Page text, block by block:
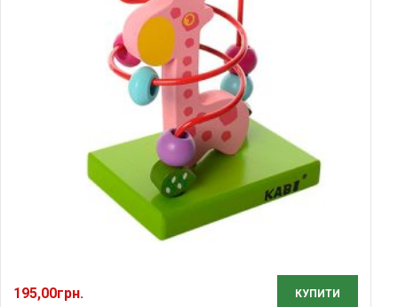
195,00грн. КУПИТИ